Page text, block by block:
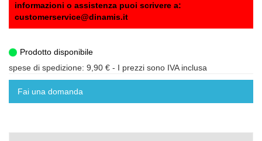
informazioni o assistenza puoi scrivere a:
customerservice@dinamis.it
Prodotto disponibile
spese di spedizione: 9,90 € - I prezzi sono IVA inclusa
Fai una domanda